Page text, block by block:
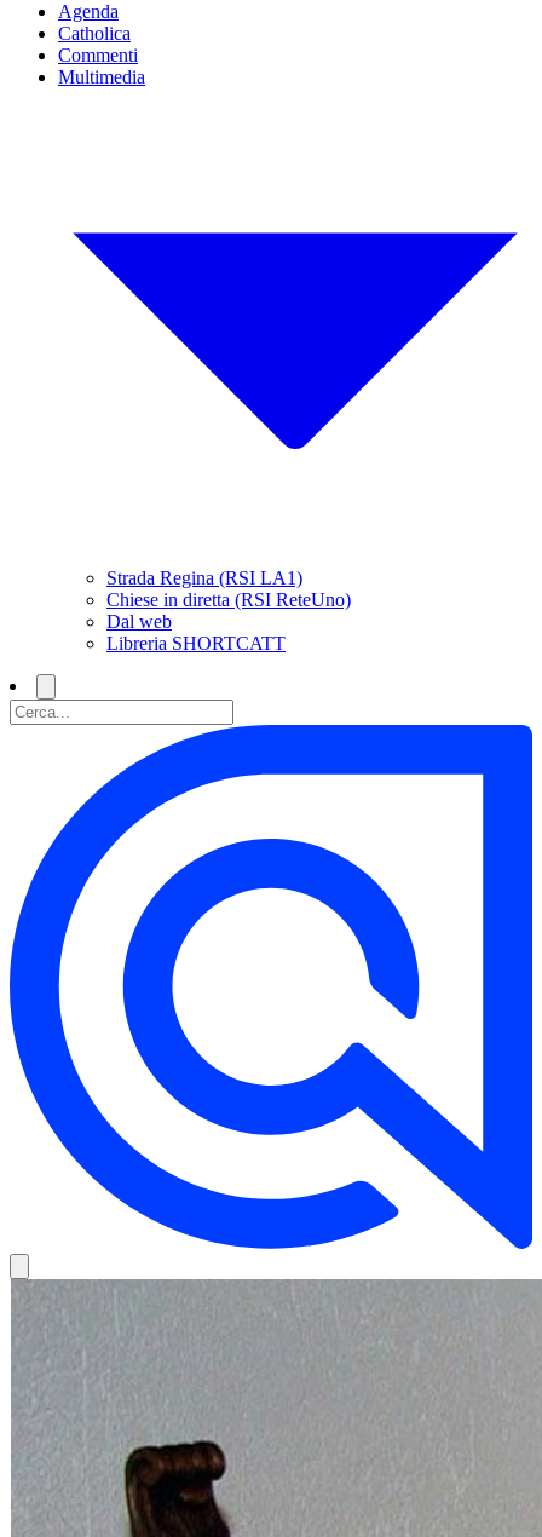
Agenda
Catholica
Commenti
Multimedia
Strada Regina (RSI LA1)
Chiese in diretta (RSI ReteUno)
Dal web
Libreria SHORTCATT